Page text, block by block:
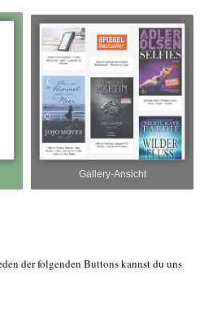
Gallery-Ansicht
der folgenden Buttons kannst du uns